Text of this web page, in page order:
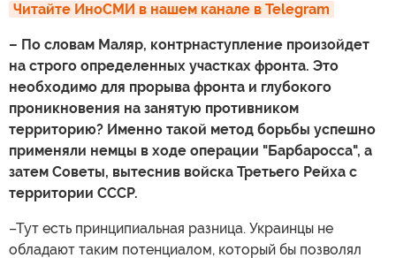
Читайте ИноСМИ в нашем канале в Telegram
– По словам Маляр, контрнаступление произойдет
на строго определенных участках фронта. Это
необходимо для прорыва фронта и глубокого
проникновения на занятую противником
территорию? Именно такой метод борьбы успешно
применяли немцы в ходе операции "Барбаросса", а
затем Советы, вытеснив войска Третьего Рейха с
территории СССР.
–Тут есть принципиальная разница. Украинцы не
обладают таким потенциалом, который бы позволял